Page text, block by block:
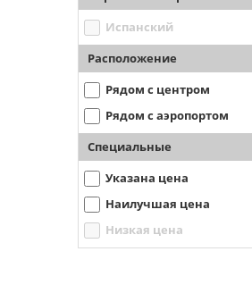
Испанский
Расположение
Рядом с центром
Рядом с аэропортом
Специальные
Указана цена
Наилучшая цена
Низкая цена